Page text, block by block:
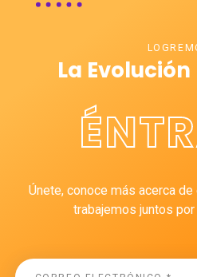
La
Únete, conoce más acerca
trabajemos juntos